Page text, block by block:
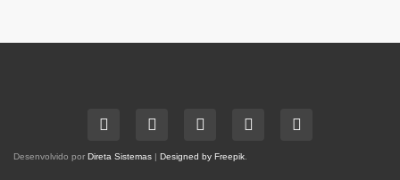
Desenvolvido por Direta Sistemas | Designed by Freepik